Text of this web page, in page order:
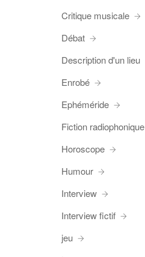
Critique musicale
Débat
Description d'un lieu
Enrobé
Ephéméride
Fiction radiophonique
Horoscope
Humour
Interview
Interview fictif
jeu